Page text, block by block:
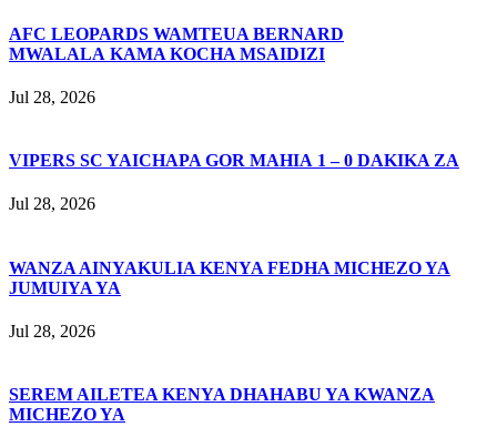
AFC LEOPARDS WAMTEUA BERNARD
MWALALA KAMA KOCHA MSAIDIZI
Jul 28, 2026
VIPERS SC YAICHAPA GOR MAHIA 1 – 0 DAKIKA ZA
Jul 28, 2026
WANZA AINYAKULIA KENYA FEDHA MICHEZO YA
JUMUIYA YA
Jul 28, 2026
SEREM AILETEA KENYA DHAHABU YA KWANZA
MICHEZO YA